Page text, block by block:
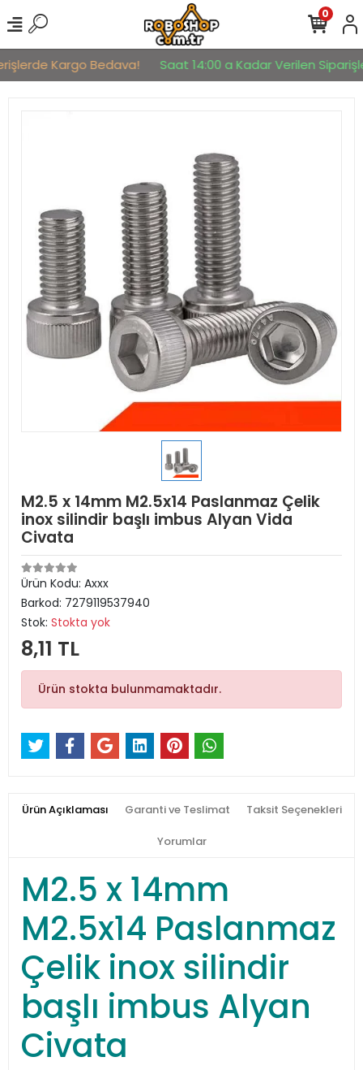
Kargo Bedava! Saat 14:00 a Kadar Verilen
0
M2.5 x 14mm M2.5x14 Paslanmaz Çelik
inox silindir başlı imbus Alyan Vida
Civata
Ürün Kodu: Axxx
Barkod: 7279119537940
Stok: Stokta yok
8,11 TL
Ürün stokta bulunmamaktadır.
Ürün Açıklaması Garanti ve Teslimat Taksit Seçenekleri
Yorumlar
M2.5 x 14mm
M2.5x14 Paslanmaz
Çelik inox silindir
başlı imbus Alyan
Civata